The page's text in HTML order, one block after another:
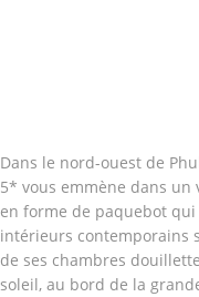
Dans le nord-ouest de
5* vous emmène dans
en forme de paquebot
intérieurs contemporains
de ses chambres
soleil, au bord de la